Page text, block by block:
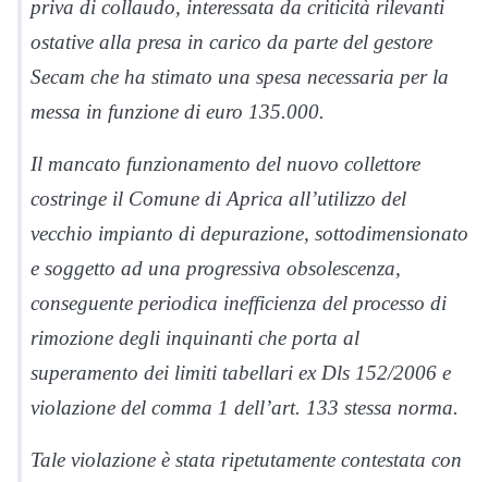
priva di collaudo, interessata da criticità rilevanti
ostative alla presa in carico da parte del gestore
Secam che ha stimato una spesa necessaria per la
messa in funzione di euro 135.000.
Il mancato funzionamento del nuovo collettore
costringe il Comune di Aprica all’utilizzo del
vecchio impianto di depurazione, sottodimensionato
e soggetto ad una progressiva obsolescenza,
conseguente periodica inefficienza del processo di
rimozione degli inquinanti che porta al
superamento dei limiti tabellari ex Dls 152/2006 e
violazione del comma 1 dell’art. 133 stessa norma.
Tale violazione è stata ripetutamente contestata con